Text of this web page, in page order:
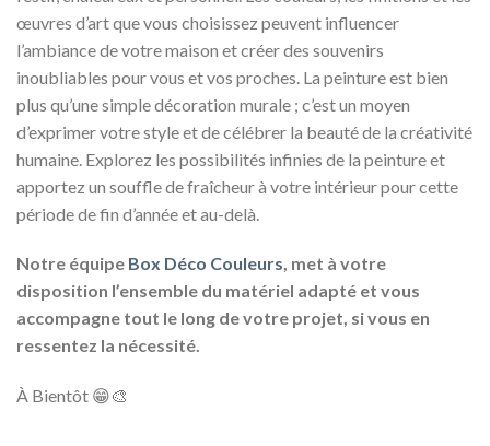
œuvres d’art que vous choisissez peuvent influencer
l’ambiance de votre maison et créer des souvenirs
inoubliables pour vous et vos proches. La peinture est bien
plus qu’une simple décoration murale ; c’est un moyen
d’exprimer votre style et de célébrer la beauté de la créativité
humaine. Explorez les possibilités infinies de la peinture et
apportez un souffle de fraîcheur à votre intérieur pour cette
période de fin d’année et au-delà.
Notre équipe Box Déco Couleurs, met à votre
disposition l’ensemble du matériel adapté et vous
accompagne tout le long de votre projet, si vous en
ressentez la nécessité.
À Bientôt 😁🎨